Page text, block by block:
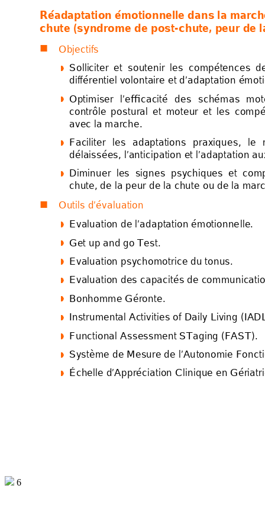
Réadaptation émotionnelle dans la march
chute (syndrome de post-chute, peur de
Objectifs
 Solliciter et soutenir les compétences d
différentiel volontaire et d’adaptation émot
 Optimiser l’efficacité des schémas m
contrôle postural et moteur et les
avec la marche.
 Faciliter les adaptations praxiques, le
délaissées, l’anticipation et l’adaptation
 Diminuer  les  signes  psychiques  et
chute, de la peur de la chute ou de la
 Outils d’évaluation
 Evaluation de l’adaptation émotionnelle.
 Get up and go Test.
 Evaluation psychomotrice du tonus.
 Evaluation des capacités de
 Bonhomme Géronte.
 Instrumental Activities of Daily Living
 Functional Assessment STaging (FAST).
 Système de Mesure de l’Autonomie Foncti
 Échelle d’Appréciation Clinique en Gériat
6